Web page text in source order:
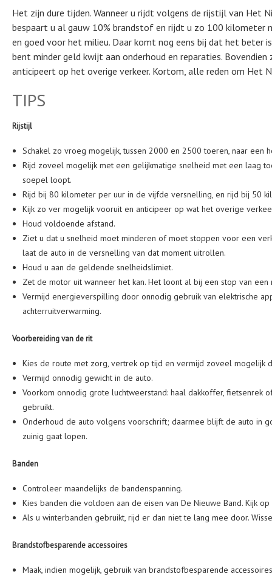
Het zijn dure tijden. Wanneer u rijdt volgens de rijstijl van Het
bespaart u al gauw 10% brandstof en rijdt u zo 100 kilometer
en goed voor het milieu. Daar komt nog eens bij dat het beter
bent minder geld kwijt aan onderhoud en reparaties.
anticipeert op het overige verkeer. Kortom, alle reden om Het
TIPS
Rijstijl
Schakel zo vroeg mogelijk, tussen 2000 en 2500 toeren, naar een
Rijd zoveel mogelijk met een gelijkmatige snelheid met een laag
soepel loopt.
Rijd bij 80 kilometer per uur in de vijfde versnelling, en rijd bij 50
Kijk zo ver mogelijk vooruit en anticipeer op wat het overige
Houd voldoende afstand.
Ziet u dat u snelheid moet minderen of moet stoppen voor een
laat de auto in de versnelling van dat moment uitrollen.
Houd u aan de geldende snelheidslimiet.
Zet de motor uit wanneer het kan. Het loont al bij een stop van een
Vermijd energieverspilling door onnodig gebruik van elektrische
achterruitverwarming.
Voorbereiding van de rit
Kies de route met zorg, vertrek op tijd en vermijd zoveel mogelijk
Vermijd onnodig gewicht in de auto.
Voorkom onnodig grote luchtweerstand: haal dakkoffer, fietsenrek
gebruikt.
Onderhoud de auto volgens voorschrift; daarmee blijft de auto in
zuinig gaat lopen.
Banden
Controleer maandelijks de bandenspanning.
Kies banden die voldoen aan de eisen van De Nieuwe Band. Kijk
Als u winterbanden gebruikt, rijd er dan niet te lang mee door.
Brandstofbesparende accessoires
Maak, indien mogelijk, gebruik van brandstofbesparende